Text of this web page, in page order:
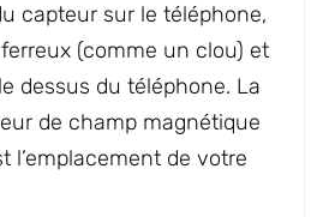
capteur sur le téléphone,
(comme un clou) et
dessus du téléphone. La
de champ magnétique
l’emplacement de votre